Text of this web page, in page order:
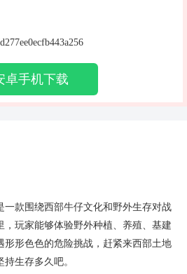
卓手机下载
一款围绕西部牛仔文化和野外生存对战
，玩家能够体验野外种植、养殖、基建
形形色色的危险挑战，赶紧来西部土地
生存多久吧。